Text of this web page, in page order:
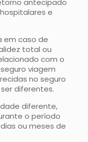
antecipado
e
em caso de
total ou
com o
viagem
no seguro
diferentes.
diferente,
o período
ou meses de